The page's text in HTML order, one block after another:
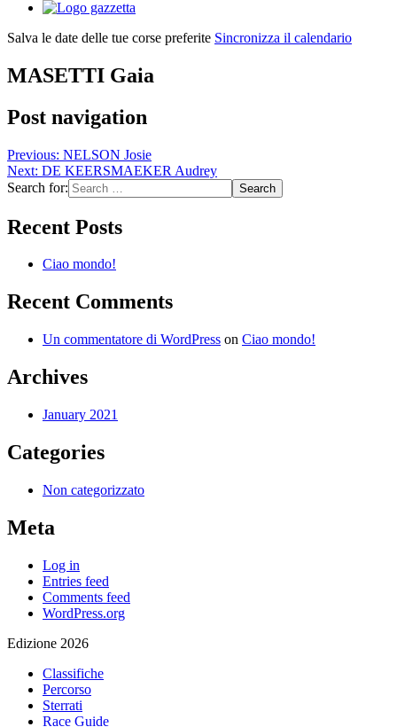
Salva le date delle tue corse preferite Sincronizza il calendario
MASETTI Gaia
Post navigation
Previous: NELSON Josie
Next: DE KEERSMAEKER Audrey
Search for:
Recent Posts
Ciao mondo!
Recent Comments
Un commentatore di WordPress on Ciao mondo!
Archives
January 2021
Categories
Non categorizzato
Meta
Log in
Entries feed
Comments feed
WordPress.org
Edizione 2026
Classifiche
Percorso
Sterrati
Race Guide